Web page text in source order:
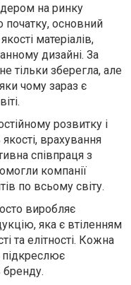
на ринку
початку, основний
матеріалів,
дизайні. За
тільки зберегла, але
чому зараз є
розвитку і
врахування
співпраця з
компанії
по всьому світу.
виробляє
яка є втіленням
та елітності. Кожна
підкреслює
бренду.